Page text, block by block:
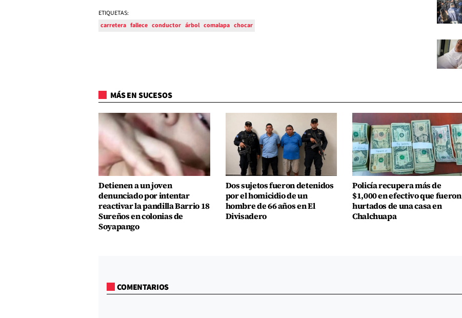
ETIQUETAS:
carretera fallece conductor árbol comalapa chocar
MÁS EN SUCESOS
Detienen a un joven
denunciado por intentar
reactivar la pandilla Barrio 18
Sureños en colonias de
Soyapango
Dos sujetos fueron detenidos
por el homicidio de un
hombre de 66 años en El
Divisadero
Policía recupera más de
$1,000 en efectivo que fueron
hurtados de una casa en
Chalchuapa
COMENTARIOS